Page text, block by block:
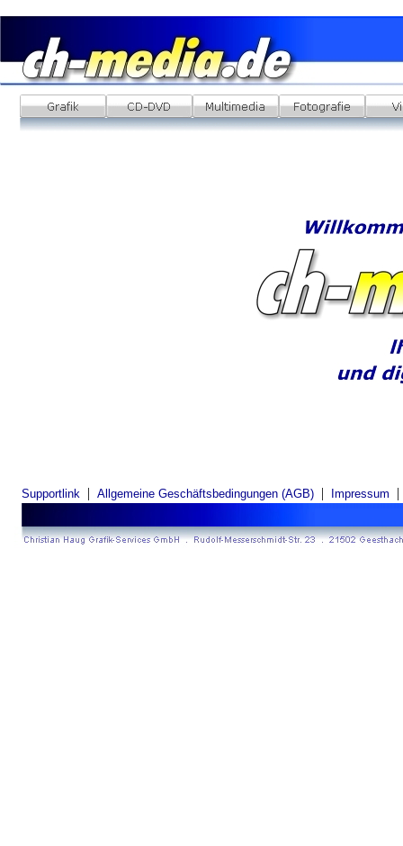
Supportlink | Allgemeine Geschäftsbedingungen (AGB) | Impressum